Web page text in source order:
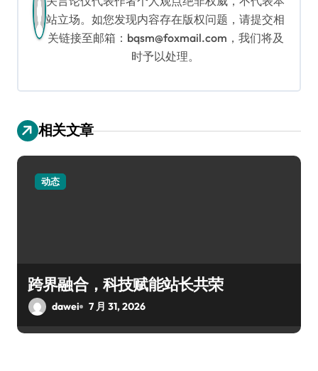
站立场。如您发现内容存在版权问题，请提交相
关链接至邮箱：bqsm@foxmail.com，我们将及
时予以处理。
相关文章
动态
跨界融合，科技赋能站长共荣
dawei 7 月 31, 2026